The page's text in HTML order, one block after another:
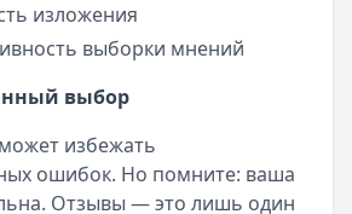
изложения
выборки мнений
выбор
избежать
ошибок. Но помните: ваша
Отзывы — это лишь один